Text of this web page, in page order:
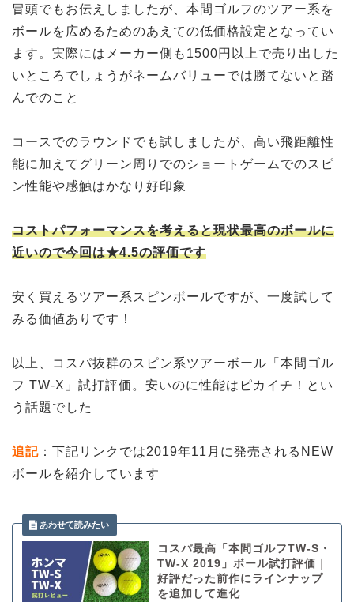
冒頭でもお伝えしましたが、本間ゴルフのツアー系を
ボールを広めるためのあえての低価格設定となってい
ます。実際にはメーカー側も1500円以上で売り出した
いところでしょうがネームバリューでは勝てないと踏
んでのこと
コースでのラウンドでも試しましたが、高い飛距離性
能に加えてグリーン周りでのショートゲームでのスピ
ン性能や感触はかなり好印象
コストパフォーマンスを考えると現状最高のボールに
近いので今回は★4.5の評価です
安く買えるツアー系スピンボールですが、一度試して
みる価値ありです！
以上、コスパ抜群のスピン系ツアーボール「本間ゴル
フ TW-X」試打評価。安いのに性能はピカイチ！とい
う話題でした
追記 ：下記リンクでは2019年11月に発売されるNEW
ボールを紹介しています
コスパ最高「本間ゴルフTW-S・
TW-X 2019」ボール試打評価｜
好評だった前作にラインナップ
を追加して進化